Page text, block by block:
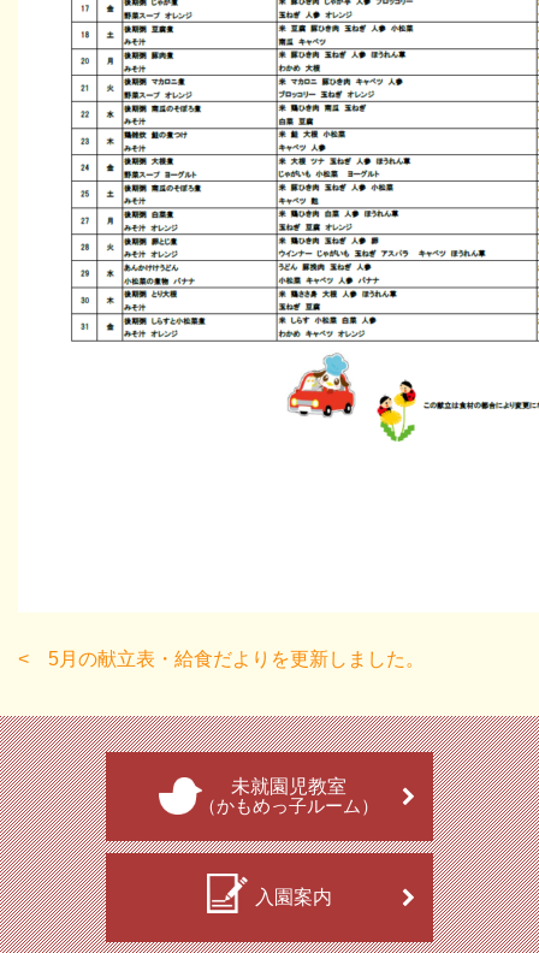
5月の献立表・給食だよりを更新しました。
未就園児教室
（かもめっ子ルーム）
入園案内